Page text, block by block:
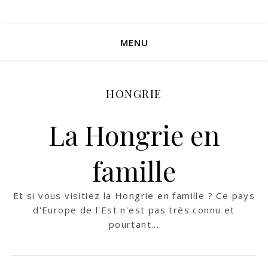
MENU
HONGRIE
La Hongrie en
famille
Et si vous visitiez la Hongrie en famille ? Ce pays
d'Europe de l'Est n'est pas très connu et
pourtant...